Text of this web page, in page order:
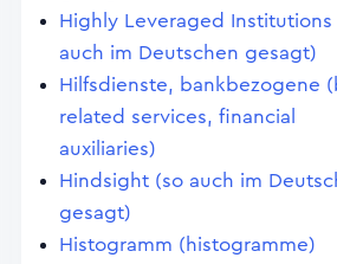
Highly Leveraged Institutions
auch im Deutschen gesagt)
Hilfsdienste, bankbezogene
related services, financial
auxiliaries)
Hindsight (so auch im
gesagt)
Histogramm (histogramme)